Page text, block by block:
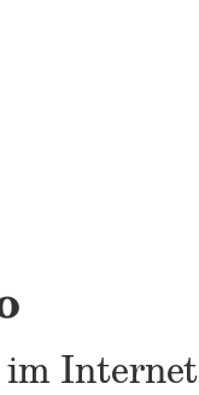
im Internet